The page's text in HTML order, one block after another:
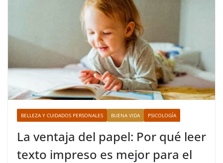
BELLEZA Y CUIDADOS PERSONALES BUENA VIDA PSICOLOGÍA
La ventaja del papel: Por qué leer
texto impreso es mejor para el